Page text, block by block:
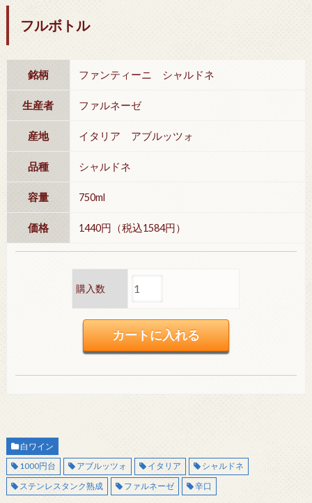
フルボトル
銘柄 ファンティーニ シャルドネ
生産者 ファルネーゼ
産地 イタリア アブルッツォ
品種 シャルドネ
容量 750ml
価格 1440円（税込1584円）
購入数
白ワイン
1000円台
アブルッツォ イタリア
シャルドネ
ステンレスタンク熟成
ファルネーゼ 辛口